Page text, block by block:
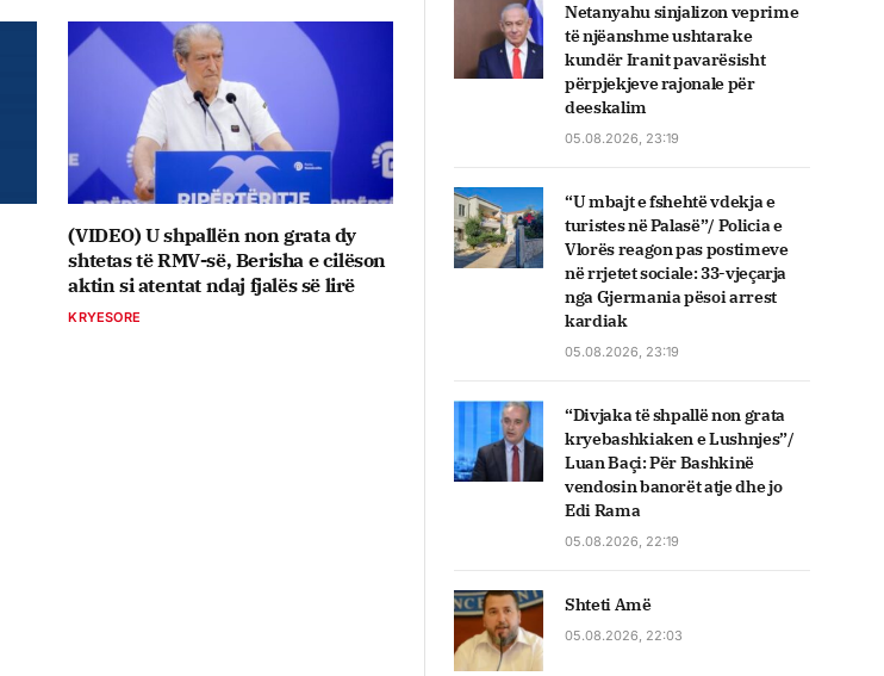
(VIDEO) U shpallën non grata dy
shtetas të RMV-së, Berisha e cilëson
aktin si atentat ndaj fjalës së lirë
KRYESORE
Netanyahu sinjalizon veprime
të njëanshme ushtarake
kundër Iranit pavarësisht
përpjekjeve rajonale për
deeskalim
05.08.2026, 23:19
“U mbajt e fshehtë vdekja e
turistes në Palasë”/ Policia e
Vlorës reagon pas postimeve
në rrjetet sociale: 33-vjeçarja
nga Gjermania pësoi arrest
kardiak
05.08.2026, 23:19
“Divjaka të shpallë non grata
kryebashkiaken e Lushnjes”/
Luan Baçi: Për Bashkinë
vendosin banorët atje dhe jo
Edi Rama
05.08.2026, 22:19
Shteti Amë
05.08.2026, 22:03